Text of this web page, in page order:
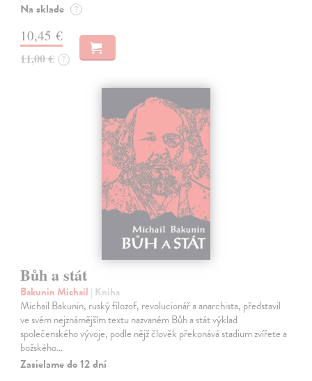
Na sklade ?
10,45 €
11,00 € ?
Bůh a stát
Bakunin Michail | Kniha
Michail Bakunin, ruský filozof, revolucionář a anarchista, představil
ve svém nejznámějším textu nazvaném Bůh a stát výklad
společenského vývoje, podle nějž člověk překonává stadium zvířete a
božského…
Zasielame do 12 dní